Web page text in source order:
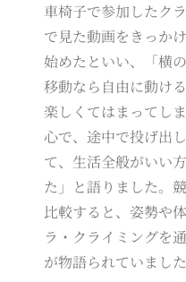
車椅子で参加したク
で見た動画をきっか
始めたといい、「横
移動なら自由に動け
楽しくてはまってし
心で、途中で投げ出
て、生活全般がいい
た」と語りました。
比較すると、姿勢や
ラ・クライミングを
が物語られていました